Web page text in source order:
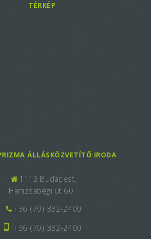
TÉRKÉP
ÁLLÁSKÖZVETÍTŐ IRODA
1113 Budapest,
Hamzsabégi út 60.
+36 (70) 332-2400
+36 (70) 332-2400